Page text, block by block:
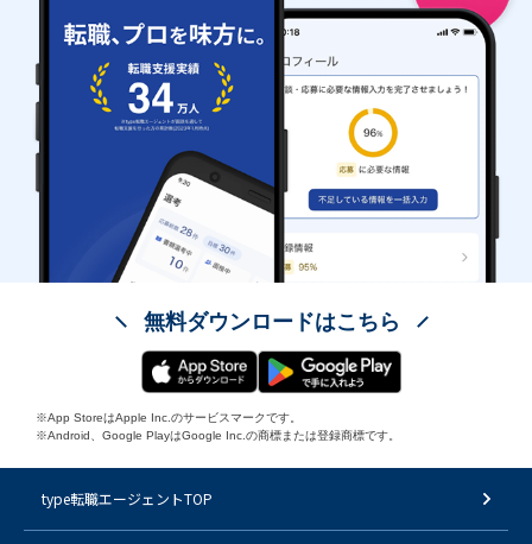
無料ダウンロードはこちら
※App StoreはApple Inc.のサービスマークです。
※Android、Google PlayはGoogle Inc.の商標または登録商標です。
type転職エージェントTOP